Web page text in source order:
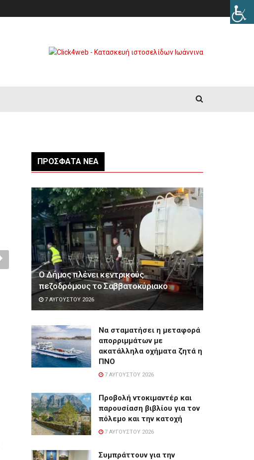
ΠΡΌΣΦΑΤΑ ΝΈΑ
Ο Δήμος πλένει κεντρικούς
πεζοδρόμους το Σαββατοκύριακο
7 ΑΥΓΟΎΣΤΟΥ 2026
Να σταματήσει η μεταφορά
απορριμμάτων με
ακατάλληλα οχήματα ζητά η
ΠΝΟ
7 ΑΥΓΟΎΣΤΟΥ 2026
Προβολή ντοκιμαντέρ και
παρουσίαση βιβλίου για τον
πόλεμο και την κατοχή
7 ΑΥΓΟΎΣΤΟΥ 2026
Συμπράττουν για την